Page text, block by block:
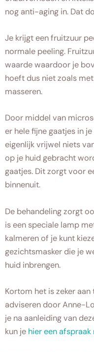
nog anti-aging in. Dat
Je krijgt een fruitzuur
normale peeling.
waarde waardoor je
hoeft dus niet zoals
masseren.
Door middel van
er hele fijne gaatjes in
eigenlijk vrijwel niets
op je huid gebracht
gaatjes. Dit zorgt voor
binnenuit.
De behandeling zorgt
is een speciale lamp
kalmeren of je kunt
gezichtsmasker die je
huid inbrengen.
Kortom het is zeker
adviseren door Anne-
je na aanleiding van
kun je hier een afspraak